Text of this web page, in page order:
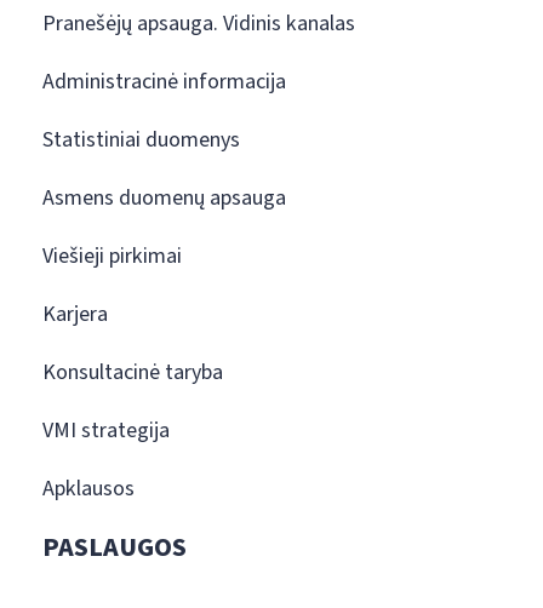
Pranešėjų apsauga. Vidinis kanalas
Administracinė informacija
Statistiniai duomenys
Asmens duomenų apsauga
Viešieji pirkimai
Karjera
Konsultacinė taryba
VMI strategija
Apklausos
PASLAUGOS